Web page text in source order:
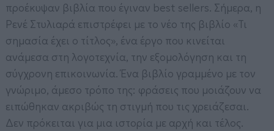
προέκυψαν βιβλία που έγιναν best sellers. Σήμερα, η
Ρενέ Στυλιαρά επιστρέφει με το νέο της βιβλίο «Τι
σημασία έχει ο τίτλος», ένα έργο που κινείται
ανάμεσα στη λογοτεχνία, την εξομολόγηση και τη
σύγχρονη επικοινωνία. Ένα βιβλίο γραμμένο με τον
γνώριμο, άμεσο τρόπο της: φράσεις που μοιάζουν να
ειπώθηκαν ακριβώς τη στιγμή που τις χρειάζεσαι.
Δεν πρόκειται για μια ιστορία με αρχή και τέλος.